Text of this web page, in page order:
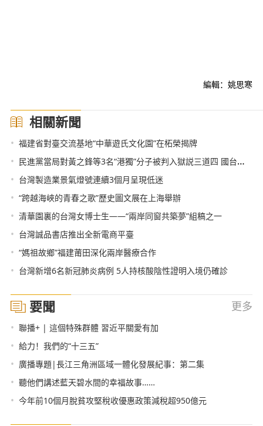
編輯：姚思寒
相關新聞
• 福建省對臺交流基地“中華遊氏文化園”在柘榮揭牌
• 民進黨當局對黃之鋒等3名“港獨”分子被判入獄説三道四 國台辦回應
• 台灣製造業景氣燈號連續3個月呈現低迷
• “跨越海峽的青春之歌”歷史圖文展在上海舉辦
• 清華園裏的台灣女博士生——“兩岸同窗共築夢”組稿之一
• 台灣誠品書店推出全新電商平臺
• “媽祖故鄉”福建莆田深化兩岸醫療合作
• 台灣新增6名新冠肺炎病例 5人持核酸陰性證明入境仍確診
要聞 更多
• 聯播+ | 這個特殊群體 習近平關愛有加
• 給力！我們的“十三五”
• 廣播專題|長江三角洲區域一體化發展紀事：第二集
• 聽他們講述藍天碧水間的幸福故事……
• 今年前10個月脫貧攻堅稅收優惠政策減稅超950億元